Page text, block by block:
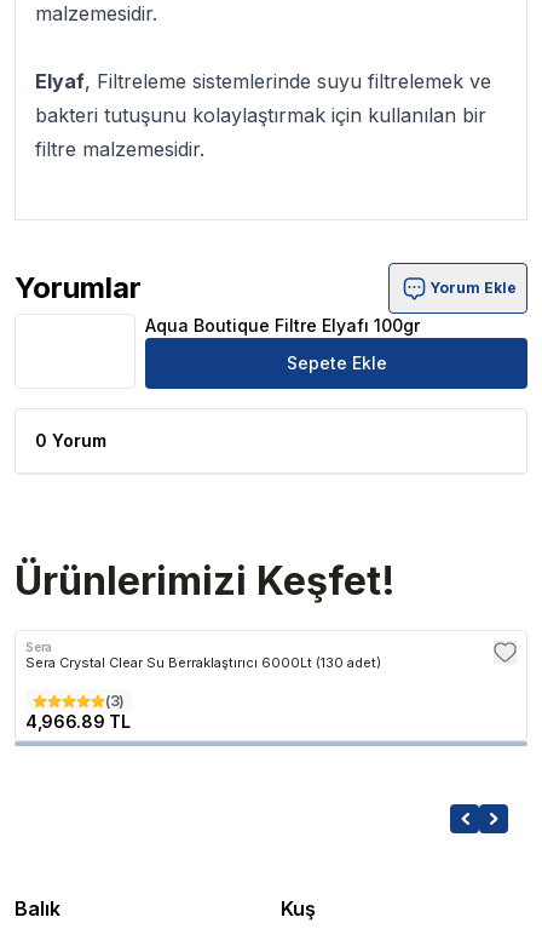
malzemesidir.
Elyaf, Filtreleme sistemlerinde suyu filtrelemek ve
bakteri tutuşunu kolaylaştırmak için kullanılan bir
filtre malzemesidir.
Yorumlar
Aqua Boutique Filtre Elyafı 100gr Ürün Yorumları
Yorum Ekle
Aqua Boutique Filtre Elyafı 100gr
Sepete Ekle
0 Yorum
Ürünlerimizi Keşfet!
Sera
Sera Crystal Clear Su Berraklaştırıcı 6000Lt (130 adet)
(3)
4,966.89 TL
Balık Kuş